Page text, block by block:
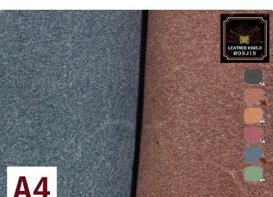
ン
テ
ー
ジ
オ
イ
ル
【オ
ー
ダ
ー
カ
ッ